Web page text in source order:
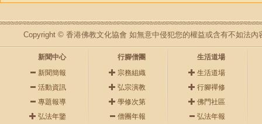
Copyright © 香港佛教文化協會 如無意中侵犯您的權益或含有不如法內
新聞中心
新聞簡報
活動資訊
專題報導
弘法年鑒
行腳僧團
宗務組織
弘宗演教
學修次第
僧團年報
生活道場
生活道場
行腳禪修
佛門社區
弘法年報